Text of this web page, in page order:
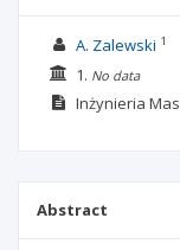
A. Zalewski 1
1. No data
Inżynieria
Abstract